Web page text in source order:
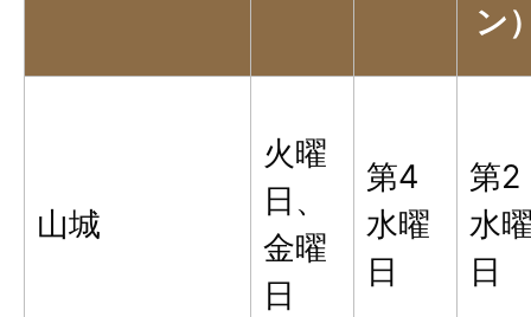
ン
山城
火曜
日、
金曜
日
第4
水曜
日
第2
水
日